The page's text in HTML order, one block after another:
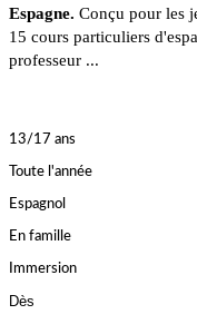
Espagne. Conçu pour les
15 cours particuliers
professeur ...
13/17 ans
Toute l'année
Espagnol
En famille
Immersion
Dès